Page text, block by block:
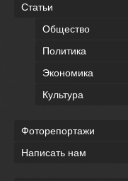
Статьи
Общество
Политика
Экономика
Культура
Фоторепортажи
Написать нам